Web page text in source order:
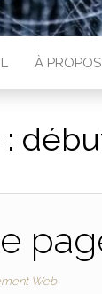
À PROPOS
Web